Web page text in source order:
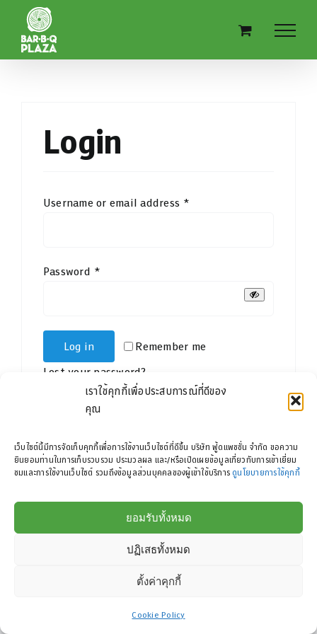
เราใช้คุกกี้เพื่อประสบการณ์ที่ดีของ
คุณ
เว็บไซต์นี้มีการจัดเก็บคุกกี้เพื่อการใช้งานเว็บไซต์ที่ดีขึ้น บริษัท ฟู้ดแพชชั่น จำกัด ขอความ
ยินยอมท่านในการเก็บรวบรวม ประมวลผล และ/หรือเปิดเผยข้อมูลเกี่ยวกับการเข้าเยี่ยม
ชมและการใช้งานเว็บไซต์ รวมถึงข้อมูลส่วนบุคคลของผู้เข้าใช้บริการดูนโยบายการใช้คุกกี้
ยอมรับทั้งหมด
ปฏิเสธทั้งหมด
ตั้งค่าคุกกี้
Cookie Policy
content
Login
Username or email address *
Password *
Remember me
Log in
Lost your password?
Copyright 2025 |Food Passion Co., Ltd| All Rights Reserved
Facebook